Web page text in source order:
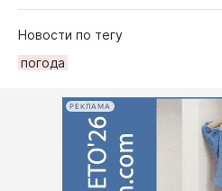
Новости по тегу
погода
РЕКЛАМА